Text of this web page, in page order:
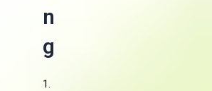
n
g
1.